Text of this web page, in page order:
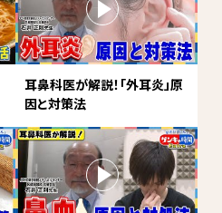
耳鼻科医が解説！「外耳炎」原
因と対策法